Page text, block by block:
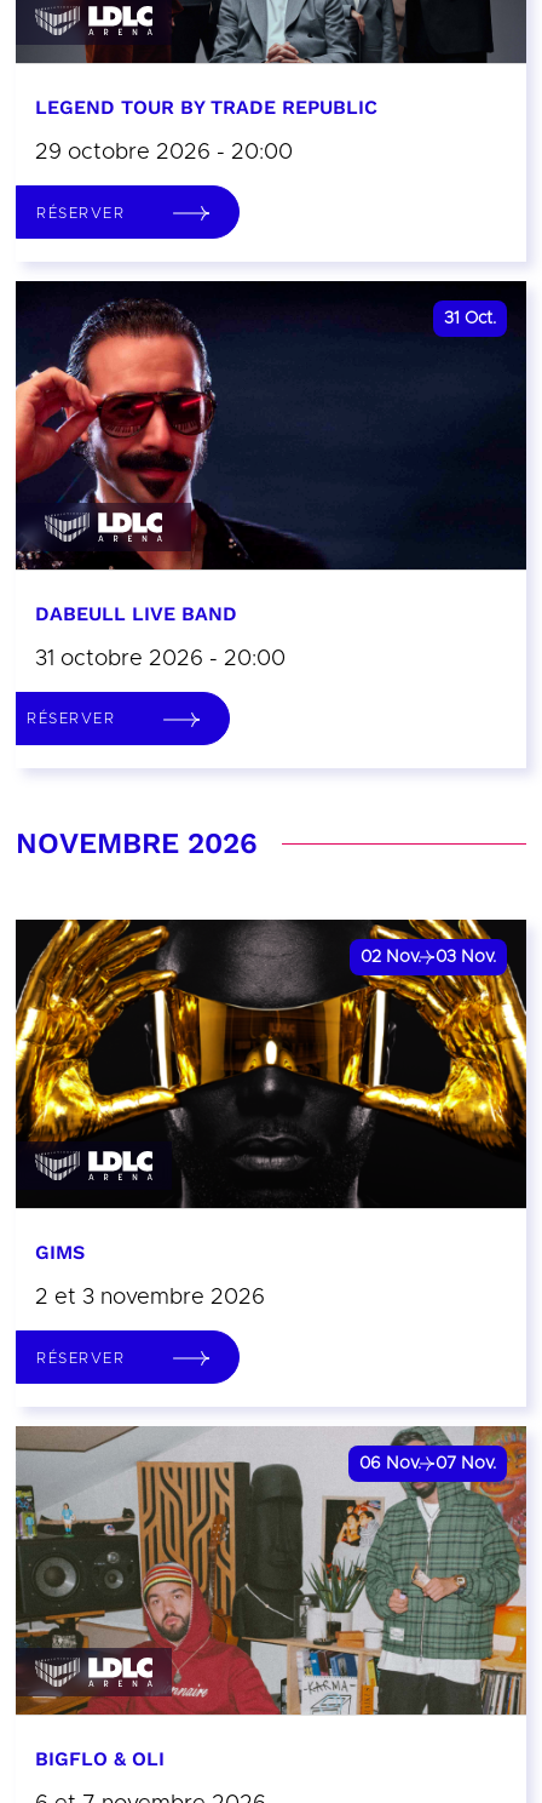
LEGEND TOUR BY TRADE REPUBLIC
29 octobre 2026 - 20:00
RÉSERVER
31 Oct.
DABEULL LIVE BAND
31 octobre 2026 - 20:00
RÉSERVER
NOVEMBRE 2026
02 Nov. 03 Nov.
GIMS
2 et 3 novembre 2026
RÉSERVER
06 Nov. 07 Nov.
BIGFLO & OLI